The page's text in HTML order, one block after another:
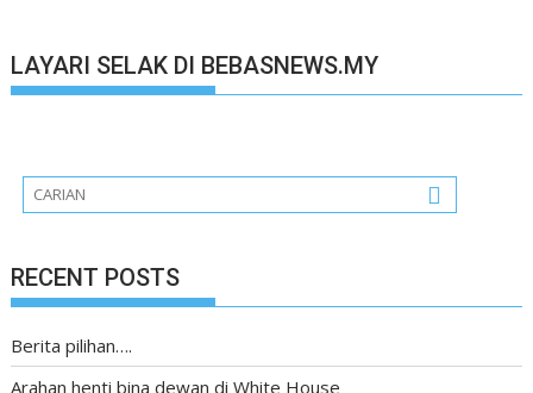
LAYARI SELAK DI BEBASNEWS.MY
RECENT POSTS
Berita pilihan….
Arahan henti bina dewan di White House